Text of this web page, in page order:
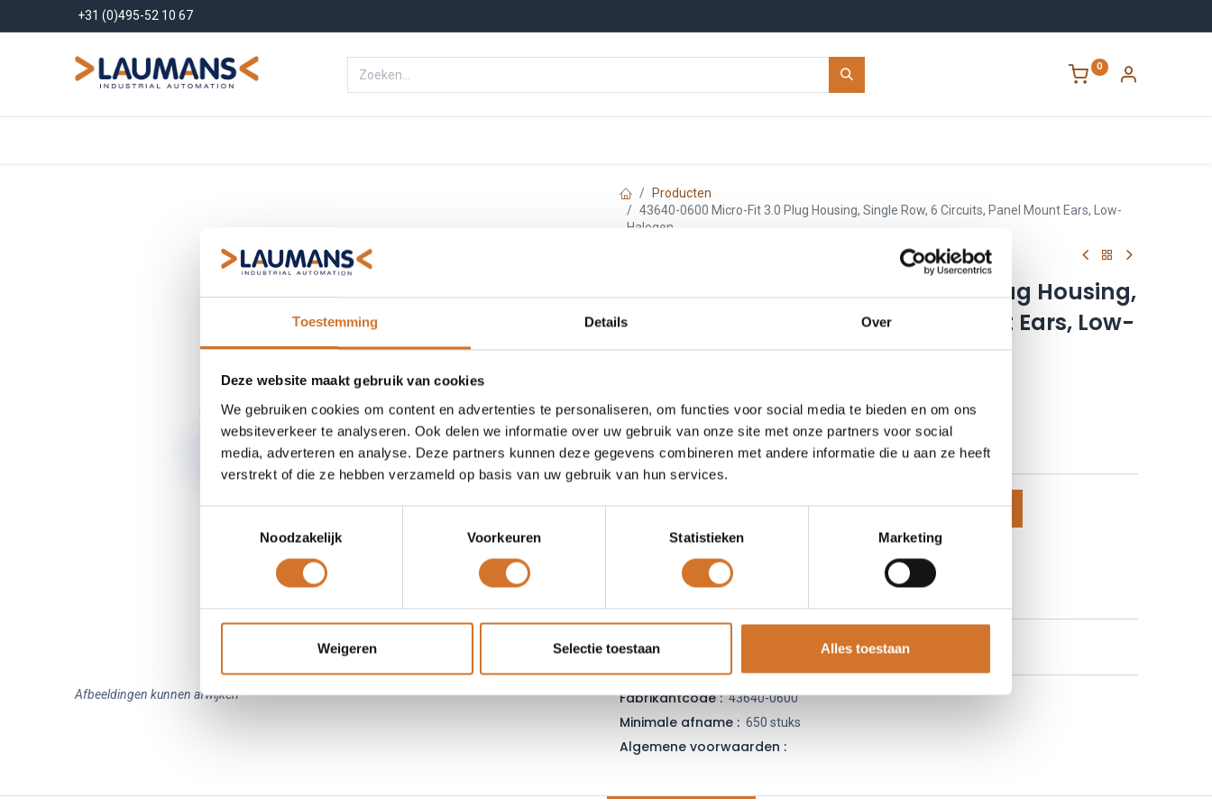
Toestemming Details Over
Deze website maakt gebruik van cookies
We gebruiken cookies om content en advertenties te personaliseren, om functies voor social media te bieden en om ons
websiteverkeer te analyseren. Ook delen we informatie over uw gebruik van onze site met onze partners voor social
media, adverteren en analyse. Deze partners kunnen deze gegevens combineren met andere informatie die u aan ze heeft
verstrekt of die ze hebben verzameld op basis van uw gebruik van hun services.
Noodzakelijk
Voorkeuren Statistieken Marketing
Weigeren Selectie toestaan Alles toestaan
+31 (0)495-52 10 67
0
Afbeeldingen kunnen afwijken
Producten
43640-0600 Micro-Fit 3.0 Plug Housing, Single Row, 6 Circuits, Panel Mount Ears, Low-
Halogen
Molex 43640-0600 Micro-Fit 3.0 Plug Housing,
Single Row, 6 Circuits, Panel Mount Ears, Low-
Halogen
Leveranciersnummer :43640-0600
Login|Registreerom prijzen te zien
Toevoegen aan winkelmand
Vraag offerte
Fabrikantcode : 43640-0600
Minimale afname : 650 stuks
Algemene voorwaarden :